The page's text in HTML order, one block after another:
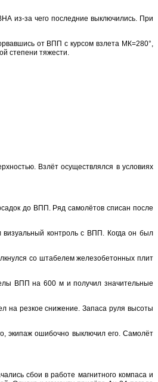
из-за чего последние выключились. При
от ВПП с курсом взлета МК=280°,
степени тяжести.
Взлёт осуществлялся в условиях
до ВПП. Ряд самолётов списан после
контроль с ВПП. Когда он был
со штабелем железобетонных плит
ВПП на 600 м и получил значительные
на резкое снижение. Запаса руля высоты
экипаж ошибочно выключил его. Самолёт
сбои в работе магнитного компаса и